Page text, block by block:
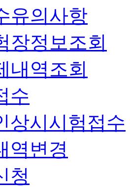
유의사항
장정보조회
내역조회
수
상시시험접수
역변경
청